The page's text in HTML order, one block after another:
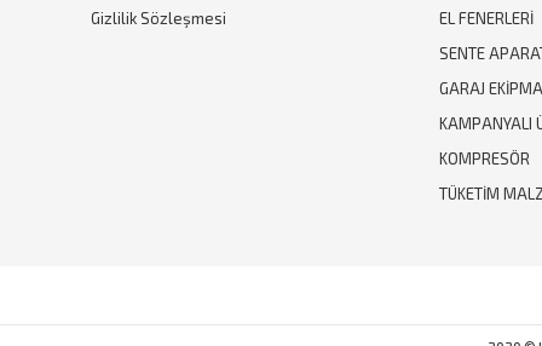
Gizlilik Sözleşmesi
EL FENERLERİ
SENTE
GARAJ
KAMPANYALI
KOMPRESÖR
TÜKETİM